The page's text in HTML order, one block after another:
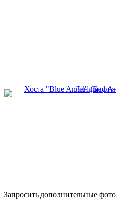
Запросить дополнительные фото